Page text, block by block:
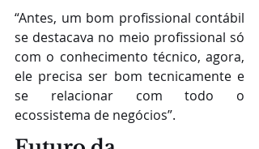
“Antes, um bom profissional contábil
se destacava no meio profissional só
com o conhecimento técnico, agora,
ele precisa ser bom tecnicamente e
se relacionar com todo o
ecossistema de negócios”.